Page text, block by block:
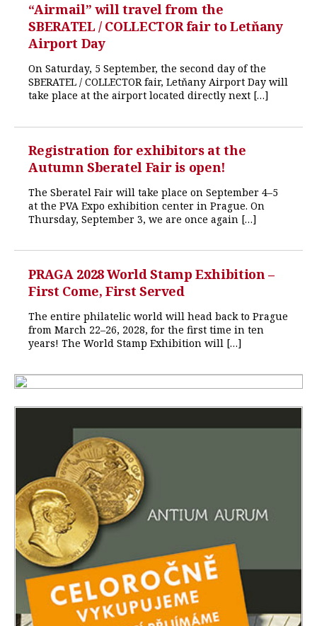
“Airmail” will travel from the
SBERATEL / COLLECTOR fair to Letňany
Airport Day
On Saturday, 5 September, the second day of the
SBERATEL / COLLECTOR fair, Letňany Airport Day will
take place at the airport located directly next […]
Registration for exhibitors at the
Autumn Sberatel Fair is open!
The Sberatel Fair will take place on September 4–5
at the PVA Expo exhibition center in Prague. On
Thursday, September 3, we are once again […]
PRAGA 2028 World Stamp Exhibition –
First Come, First Served
The entire philatelic world will head back to Prague
from March 22–26, 2028, for the first time in ten
years! The World Stamp Exhibition will […]